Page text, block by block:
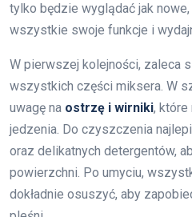
tylko będzie wyglądać jak
wszystkie swoje funkcje i
W pierwszej kolejności, zaleca
wszystkich części miksera. W
uwagę na ostrzę i wirniki,
jedzenia. Do czyszczenia
oraz delikatnych detergentów,
powierzchni. Po umyciu,
dokładnie osuszyć, aby